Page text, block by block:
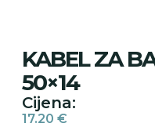
KABEL ZA
50×14
Cijena:
17.20 €